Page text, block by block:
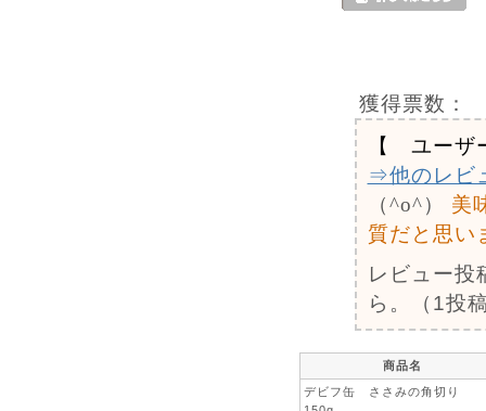
獲得票数：
【 ユーザ
⇒他のレビ
（^o^）
美
質だと思い
レビュー投
ら。（1投
商品名
デビフ缶 ささみの角切り